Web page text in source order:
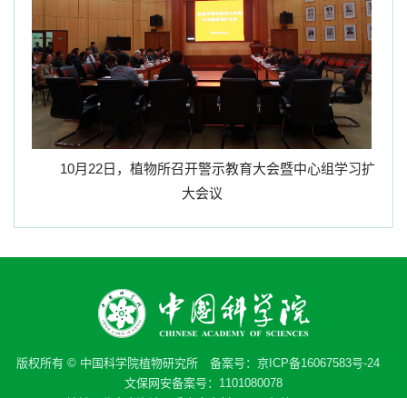
10月 22日，植物所召开警示教育大会暨中心组学习扩
大会议
版权所有 © 中国科学院植物研究所 备案号： 京ICP备16067583号-24
文保网安备案号：1101080078